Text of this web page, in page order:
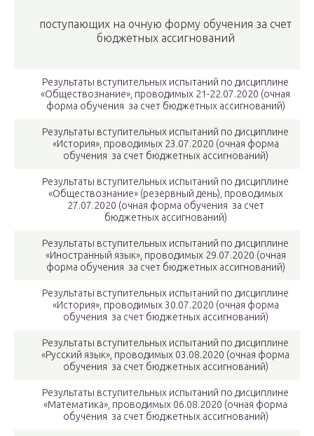
поступающих на очную форму обучения за счет
бюджетных ассигнований
Результаты вступительных испытаний по дисциплине
«Обществознание», проводимых 21-22.07.2020 (очная
форма обучения за счет бюджетных ассигнований)
Результаты вступительных испытаний по дисциплине
«История», проводимых 23.07.2020 (очная форма
обучения за счет бюджетных ассигнований)
Результаты вступительных испытаний по дисциплине
«Обществознание» (резервный день), проводимых
27.07.2020 (очная форма обучения за счет
бюджетных ассигнований)
Результаты вступительных испытаний по дисциплине
«Иностранный язык», проводимых 29.07.2020 (очная
форма обучения за счет бюджетных ассигнований)
Результаты вступительных испытаний по дисциплине
«История», проводимых 30.07.2020 (очная форма
обучения за счет бюджетных ассигнований)
Результаты вступительных испытаний по дисциплине
«Русский язык», проводимых 03.08.2020 (очная форма
обучения за счет бюджетных ассигнований)
Результаты вступительных испытаний по дисциплине
«Математика», проводимых 06.08.2020 (очная форма
обучения за счет бюджетных ассигнований)